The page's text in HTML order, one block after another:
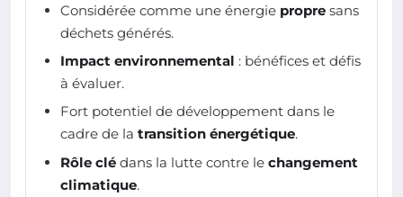
Considérée comme une énergie propre sans
déchets générés.
Impact environnemental : bénéfices et défis
à évaluer.
Fort potentiel de développement dans le
cadre de la transition énergétique.
Rôle clé dans la lutte contre le changement
climatique.